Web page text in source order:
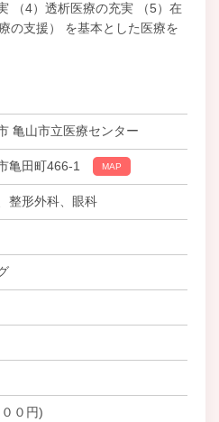
（4）透析医療の充実 （5）在
の支援） を基本とした医療を
亀山市立医療センター
亀田町466-1 MAP
整形外科、眼科
０円)